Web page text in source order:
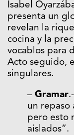
Isabel
presenta un
revelan la
cocina y la
vocablos para
Acto seguido,
singulares.
– Gramar
un repaso
pero esto
aislados”.